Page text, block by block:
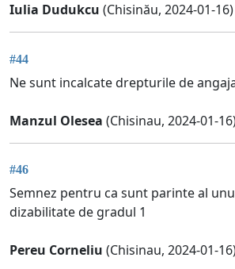
Iulia Dudukcu (Chisinău, 2024-01-16)
#44
Ne sunt incalcate drepturile de
Manzul Olesea (Chisinau, 2024-01-
#46
Semnez pentru ca sunt parinte al
dizabilitate de gradul 1
Pereu Corneliu (Chisinau, 2024-01-